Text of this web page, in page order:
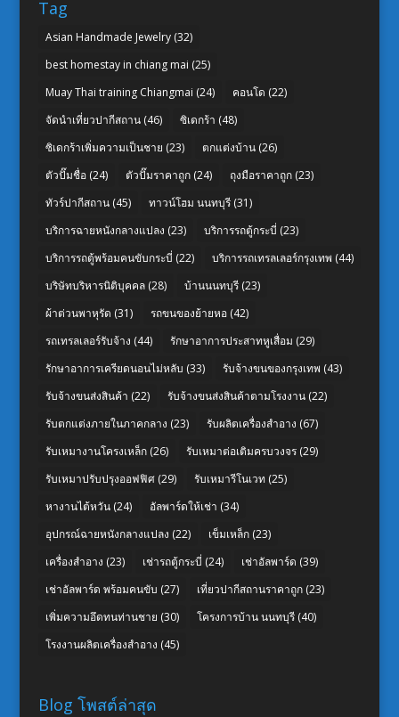
Tag
Asian Handmade Jewelry(32)
best homestay in chiang mai (25)
Muay Thai training Chiangmai (24) คอนโด (22)
จัดนำเที่ยวปากีสถาน(46) ซิเดกร้า (48)
ซิเดกร้าเพิ่มความเป็นชาย (23) ตกแต่งบ้าน(26)
ตัวปั๊มชื่อ(24) ตัวปั๊มราคาถูก(24) ถุงมือราคาถูก(23)
ทัวร์ปากีสถาน(45) ทาวน์โฮม นนทบุรี(31)
บริการฉายหนังกลางแปลง (23) บริการรถตู้กระบี่ (23)
บริการรถตู้พร้อมคนขับกระบี่ (22) บริการรถเทรลเลอร์กรุงเทพ (44)
บริษัทบริหารนิติบุคคล(28) บ้านนนทบุรี(23)
ผ้าต่วนพาหุรัด (31) รถขนของย้ายหอ(42)
รถเทรลเลอร์รับจ้าง (44) รักษาอาการประสาทหูเสื่อม (29)
รักษาอาการเครียดนอนไม่หลับ (33) รับจ้างขนของกรุงเทพ (43)
รับจ้างขนส่งสินค้า (22) รับจ้างขนส่งสินค้าตามโรงงาน(22)
รับตกแต่งภายในภาคกลาง (23) รับผลิตเครื่องสำอาง (67)
รับเหมางานโครงเหล็ก(26) รับเหมาต่อเติมครบวงจร(29)
รับเหมาปรับปรุงออฟฟิศ(29) รับเหมารีโนเวท (25)
หางานไต้หวัน(24) อัลพาร์ดให้เช่า (34)
อุปกรณ์ฉายหนังกลางแปลง (22) เข็มเหล็ก(23)
เครื่องสำอาง (23) เช่ารถตู้กระบี่ (24) เช่าอัลพาร์ด (39)
เช่าอัลพาร์ด พร้อมคนขับ (27) เที่ยวปากีสถานราคาถูก(23)
เพิ่มความอึดทนท่านชาย (30) โครงการบ้าน นนทบุรี(40)
โรงงานผลิตเครื่องสำอาง (45)
Blog โพสต์ล่าสุด